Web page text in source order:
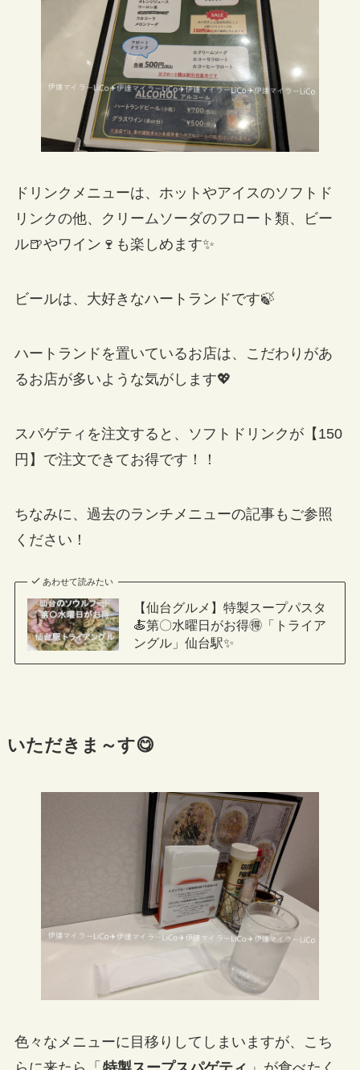
ドリンクメニューは、ホットやアイスのソフトド
リンクの他、クリームソーダのフロート類、ビー
ル🍺やワイン🍷も楽しめます✨
ビールは、大好きなハートランドです🍃
ハートランドを置いているお店は、こだわりがあ
るお店が多いような気がします💖
スパゲティを注文すると、ソフトドリンクが【150
円】で注文できてお得です！！
ちなみに、過去のランチメニューの記事もご参照
ください！
あわせて読みたい
【仙台グルメ】特製スープパスタ
🍝第〇水曜日がお得🉐「トライア
ングル」仙台駅✨
いただきま～す😋
色々なメニューに目移りしてしまいますが、こち